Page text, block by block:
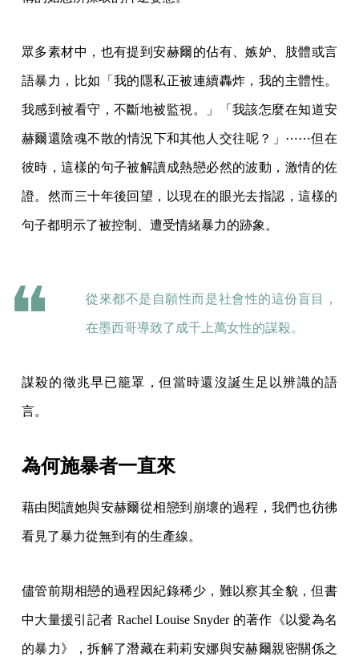
眾多素材中，也有提到安赫爾的佔有、嫉妒、肢體或言
語暴力，比如「我的隱私正被連續轟炸，我的主體性。
我感到被看守，不斷地被監視。」「我該怎麼在知道安
赫爾還陰魂不散的情況下和其他人交往呢？」⋯⋯但在
彼時，這樣的句子被解讀成熱戀必然的波動，激情的佐
證。然而三十年後回望，以現在的眼光去指認，這樣的
句子都明示了被控制、遭受情緒暴力的跡象。
從來都不是自願性而是社會性的這份盲目，
在墨西哥導致了成千上萬女性的謀殺。
謀殺的徵兆早已籠罩，但當時還沒誕生足以辨識的語
言。
為何施暴者一直來
藉由閱讀她與安赫爾從相戀到崩壞的過程，我們也彷彿
看見了暴力從無到有的生產線。
儘管前期相戀的過程因紀錄稀少，難以察其全貌，但書
中大量援引記者 Rachel Louise Snyder 的著作《以愛為名
的暴力》，拆解了潛藏在莉莉安娜與安赫爾親密關係之